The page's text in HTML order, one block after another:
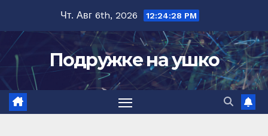
содержимому
Чт. Авг 6th, 2026 12:24:29 PM
Подружке на ушко